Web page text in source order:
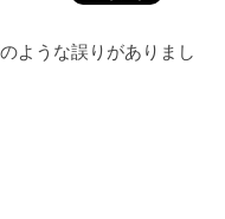
ような誤りがありまし